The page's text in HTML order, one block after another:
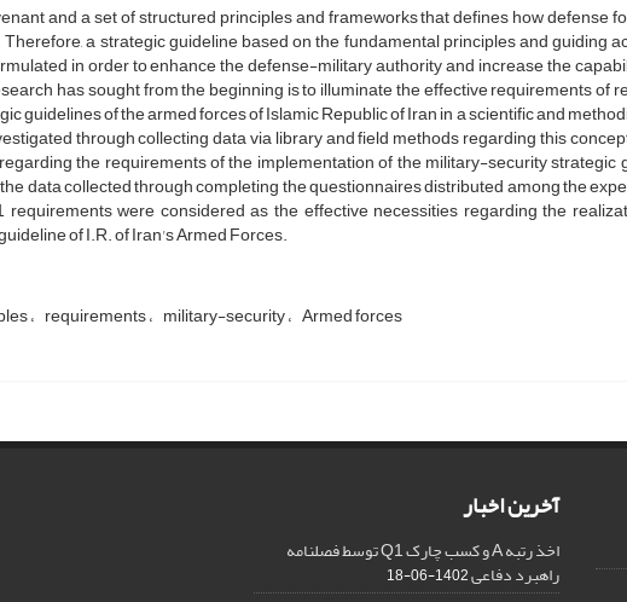
and a set of structured principles and frameworks that defines how defense
a strategic guideline based on the fundamental principles and guiding
in order to enhance the defense-military authority and increase the
has sought from the beginning is to illuminate the effective requirements of
guidelines of the armed forces of Islamic Republic of Iran in a scientific and
through collecting data via library and field methods regarding this
the requirements of the implementation of the military-security strategic
data collected through completing the questionnaires distributed among the
requirements were considered as the effective necessities regarding the
of I.R. of Iran's Armed Forces.
requirements military-security Armed forces
آخرین اخبار
اخذ رتبه A و کسب چارک Q1 توسط فصلنامه
راهبرد دفاعی1402-06-18